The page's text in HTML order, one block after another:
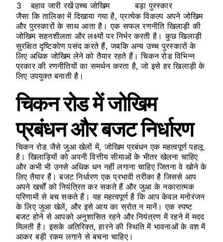
3
बहाव जारी रखेंउच्च जोखिम
बड़ा पुरस्कार
जैसा कि तालिका में दिखाया गया है, प्रत्येक विकल्प अपने जोखिम
और पुरस्कारों के साथ आता है। एक सफल रणनीति खिलाड़ी की
जोखिम सहनशीलता और लक्ष्यों पर निर्भर करती है। कुछ खिलाड़ी
सुरक्षित दृष्टिकोण पसंद करते हैं, जबकि अन्य उच्च पुरस्कारों के
लिए अधिक जोखिम लेने को तैयार रहते हैं। चिकन रोड विभिन्न
प्रकार की रणनीतियों का समर्थन करता है, जो इसे हर खिलाड़ी के
लिए उपयुक्त बनाती है।
चिकन रोड में जोखिम
प्रबंधन और बजट निर्धारण
चिकन रोड जैसे जुआ खेलों में, जोखिम प्रबंधन एक महत्वपूर्ण पहलू
है। खिलाड़ियों को अपनी वित्तीय सीमाओं के भीतर खेलना चाहिए
और कभी भी उनसे अधिक धन नहीं लगाना चाहिए जितना वे खोने के
लिए तैयार हैं। बजट निर्धारण एक प्रभावी तरीका है जिससे आप
अपने खर्चों को नियंत्रित कर सकते हैं और जुआ के नकारात्मक
परिणामों से बच सकते हैं। यह महत्वपूर्ण है कि आप केवल मनोरंजन
के लिए जुआ खेलें, और इसे आय का स्रोत न मानें। एक स्पष्ट
बजट होने से आपको अनुशासित रहने और नियंत्रण में रहने में मदद
मिलती है। इसके अतिरिक्त, हारने की स्थिति में भावनाओं के वश में
आकर बड़ी रकम लगाने से बचना चाहिए।